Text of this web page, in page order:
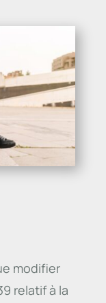
modifier
relatif à la